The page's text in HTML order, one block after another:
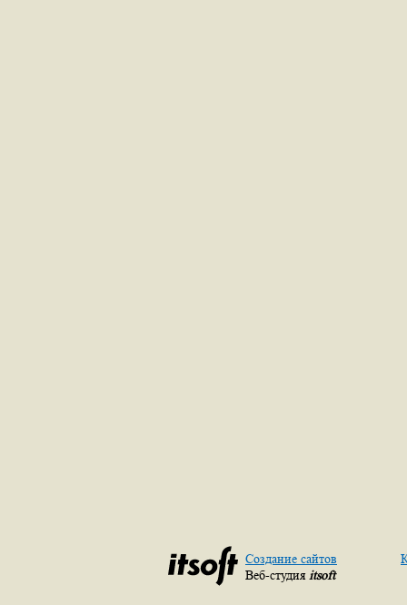
Создание сайтов
Веб-студия itsoft